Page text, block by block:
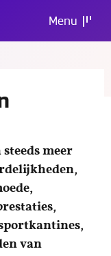
Menu
meer
van